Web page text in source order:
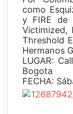
como
y FIRE de
Victimized,
Threshold
Hermanos
LUGAR:
Bogota
FECHA: